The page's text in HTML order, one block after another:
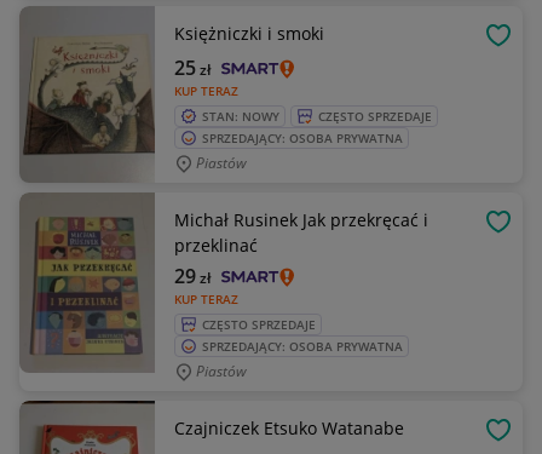
Księżniczki i smoki
KUP TERAZ
25zł
STAN: NOWY
CZĘSTO SPRZEDAJE
SPRZEDAJĄCY: OSOBA PRYWATNA
Piastów
Michał Rusinek Jak przekręcać i
przeklinać
KUP TERAZ
29zł
CZĘSTO SPRZEDAJE
SPRZEDAJĄCY: OSOBA PRYWATNA
Piastów
Czajniczek Etsuko Watanabe